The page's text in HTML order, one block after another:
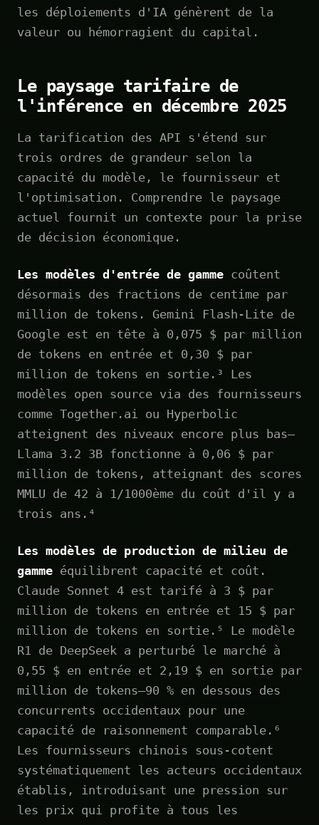
les déploiements d'IA génèrent de la
valeur ou hémorragient du capital.
Le paysage tarifaire de
l'inférence en décembre 2025
La tarification des API s'étend sur
trois ordres de grandeur selon la
capacité du modèle, le fournisseur et
l'optimisation. Comprendre le paysage
actuel fournit un contexte pour la prise
de décision économique.
Les modèles d'entrée de gamme coûtent
désormais des fractions de centime par
million de tokens. Gemini Flash-Lite de
Google est en tête à 0,075 $ par million
de tokens en entrée et 0,30 $ par
million de tokens en sortie.³ Les
modèles open source via des fournisseurs
comme Together.ai ou Hyperbolic
atteignent des niveaux encore plus bas—
Llama 3.2 3B fonctionne à 0,06 $ par
million de tokens, atteignant des scores
MMLU de 42 à 1/1000ème du coût d'il y a
trois ans.⁴
Les modèles de production de milieu de
gamme équilibrent capacité et coût.
Claude Sonnet 4 est tarifé à 3 $ par
million de tokens en entrée et 15 $ par
million de tokens en sortie.⁵ Le modèle
R1 de DeepSeek a perturbé le marché à
0,55 $ en entrée et 2,19 $ en sortie par
million de tokens—90 % en dessous des
concurrents occidentaux pour une
capacité de raisonnement comparable.⁶
Les fournisseurs chinois sous-cotent
systématiquement les acteurs occidentaux
établis, introduisant une pression sur
les prix qui profite à tous les